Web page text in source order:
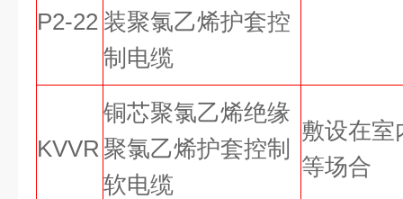
P2-22 装聚氯乙烯护套控
制电缆
KVVR
铜芯聚氯乙烯绝缘
聚氯乙烯护套控制
软电缆
敷设在室
等场合